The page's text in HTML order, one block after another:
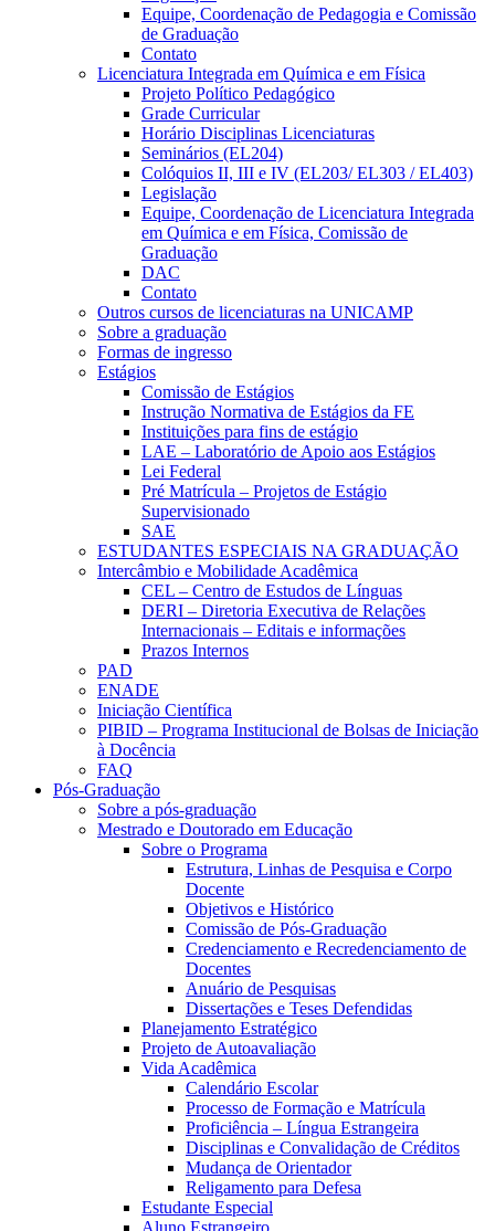
Equipe, Coordenação de Pedagogia e Comissão
de Graduação
Contato
Licenciatura Integrada em Química e em Física
Projeto Político Pedagógico
Grade Curricular
Horário Disciplinas Licenciaturas
Seminários (EL204)
Colóquios II, III e IV (EL203/ EL303 / EL403)
Legislação
Equipe, Coordenação de Licenciatura Integrada
em Química e em Física, Comissão de
Graduação
DAC
Contato
Outros cursos de licenciaturas na UNICAMP
Sobre a graduação
Formas de ingresso
Estágios
Comissão de Estágios
Instrução Normativa de Estágios da FE
Instituições para fins de estágio
LAE – Laboratório de Apoio aos Estágios
Lei Federal
Pré Matrícula – Projetos de Estágio
Supervisionado
SAE
ESTUDANTES ESPECIAIS NA GRADUAÇÃO
Intercâmbio e Mobilidade Acadêmica
CEL – Centro de Estudos de Línguas
DERI – Diretoria Executiva de Relações
Internacionais – Editais e informações
Prazos Internos
PAD
ENADE
Iniciação Científica
PIBID – Programa Institucional de Bolsas de Iniciação
à Docência
FAQ
Pós-Graduação
Sobre a pós-graduação
Mestrado e Doutorado em Educação
Sobre o Programa
Estrutura, Linhas de Pesquisa e Corpo
Docente
Objetivos e Histórico
Comissão de Pós-Graduação
Credenciamento e Recredenciamento de
Docentes
Anuário de Pesquisas
Dissertações e Teses Defendidas
Planejamento Estratégico
Projeto de Autoavaliação
Vida Acadêmica
Calendário Escolar
Processo de Formação e Matrícula
Proficiência – Língua Estrangeira
Disciplinas e Convalidação de Créditos
Mudança de Orientador
Religamento para Defesa
Estudante Especial
Aluno Estrangeiro